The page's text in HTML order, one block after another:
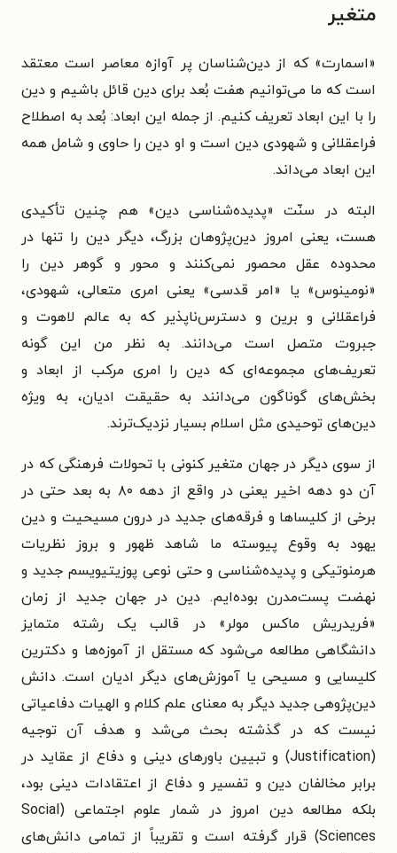
متغیر
«اسمارت» که از دین‌شناسان پر آوازه معاصر است معتقد
است که ما می‌توانیم هفت بُعد برای دین قائل باشیم و دین
را با این ابعاد تعریف کنیم. از جمله این ابعاد: بُعد به اصطلاح
فراعقلانی و شهودی دین است و او دین را حاوی و شامل همه
این ابعاد می‌داند.
البته در سنّت «پدیده‌شناسی دین» هم چنین تأکیدی
هست، یعنی امروز دین‌پژوهان بزرگ، دیگر دین را تنها در
محدوده عقل محصور نمی‌کنند و محور و گوهر دین را
«نومینوس» یا «امر قدسی» یعنی امری متعالی، شهودی،
فراعقلانی و برین و دسترس‌ناپذیر که به عالم لاهوت و
جبروت متصل است می‌دانند. به نظر من این گونه
تعریف‌های مجموعه‌ای که دین را امری مرکب از ابعاد و
بخش‌های گوناگون می‌دانند به حقیقت ادیان، به ویژه
دین‌های توحیدی مثل اسلام بسیار نزدیک‌ترند.
از سوی دیگر در جهان متغیر کنونی با تحولات فرهنگی که در
آن دو دهه اخیر یعنی در واقع از دهه ۸۰ به بعد حتی در
برخی از کلیساها و فرقه‌های جدید در درون مسیحیت و دین
یهود به وقوع پیوسته ما شاهد ظهور و بروز نظریات
هرمنوتیکی و پدیده‌شناسی و حتی نوعی پوزیتیویسم جدید و
نهضت پست‌مدرن بوده‌ایم. دین در جهان جدید از زمان
«فریدریش ماکس مولر» در قالب یک رشته متمایز
دانشگاهی مطالعه می‌شود که مستقل از آموزه‌ها و دکترین
کلیسایی و مسیحی یا آموزش‌های دیگر ادیان است. دانش
دین‌پژوهی جدید دیگر به معنای علم کلام و الهیات دفاعیاتی
نیست که در گذشته بحث می‌شد و هدف آن توجیه
(Justification) و تبیین باورهای دینی و دفاع از عقاید در
برابر مخالفان دین و تفسیر و دفاع از اعتقادات دینی بود،
بلکه مطالعه دین امروز در شمار علوم اجتماعی (Social
Sciences) قرار گرفته است و تقریباً از تمامی دانش‌های